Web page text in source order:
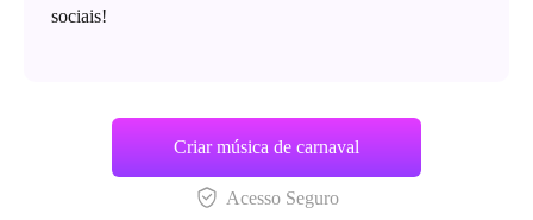
sociais!
Criar música de carnaval
Acesso Seguro